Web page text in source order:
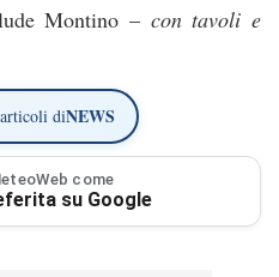
Montino – con tavoli e
diNEWS
come
su Google